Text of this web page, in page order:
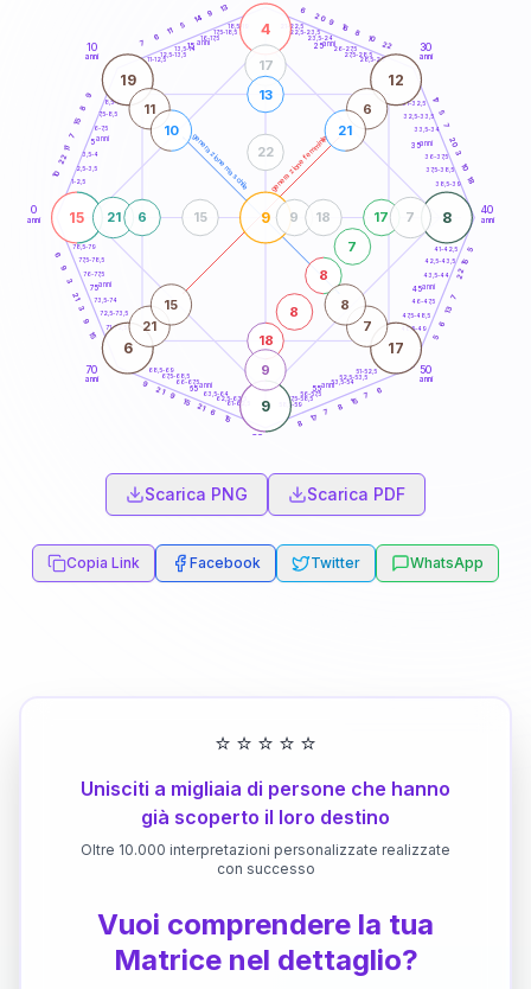
generazione maschile generazione femminile
0
anni
10
anni
30
anni
40
anni
50
anni
60
70
anni
1-2,5
2,5-3,5
3,5-4
6-7,5
7,5-8,5
8,5-9
11-12,5
12,5-13,5
13,5-14
16-17,5
17,5-18,5
18,5-19
21-22,5
22,5-23,5
23,5-24
26-27,5
27,5-28,5
28,5-29
31-32,5
32,5-33,5
33,5-34
36-37,5
37,5-38,5
38,5-39
41-42,5
42,5-43,5
43,5-44
46-47,5
47,5-48,5
48,5-49
51-52,5
52,5-53,5
53,5-54
56-57,5
57,5-58,5
58,5-59
61-62,5
62,5-63,5
63,5-64
66-67,5
67,5-68,5
68,5-69
71-72,5
72,5-73,5
73,5-74
76-77,5
77,5-78,5
78,5-79
10
22
11
7
15
8
9
7
6
11
5
14 9
13 6
20 9
16
8
10
22
17
5
7
20
3
10
18
5
15
22
7
13
6
5
6
7
15
8
7
17
8
15
6
21
15
9
21
9
15
9
3
21
3
9
6
15
4
8
9
9
19 12
6 17
18
8
8
7
17
21
17
7
9
6
13
9 18
15
22
11
10
6
21
21
15
7
8
5anni
15 anni 25anni
35anni
45anni
55anni
65anni
75anni
Scarica PNG Scarica PDF
Copia Link Facebook Twitter WhatsApp
⭐ ⭐ ⭐ ⭐ ⭐
Unisciti a migliaia di persone che hanno
già scoperto il loro destino
Oltre 10.000 interpretazioni personalizzate realizzate
con successo
Vuoi comprendere la tua
Matrice nel dettaglio?